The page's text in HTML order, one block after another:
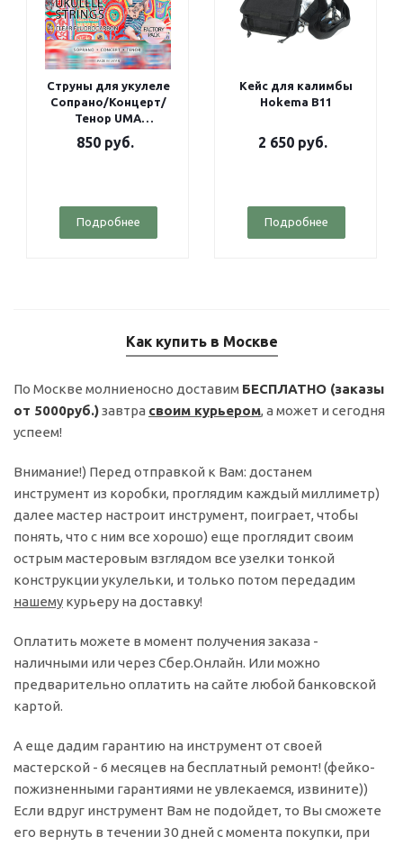
Струны для укулеле
Сопрано/Концерт/
Тенор UMA
Fluorocarbon Factory
pack
850руб.
Подробнее
Кейс для калимбы
Hokema B11
2 650 руб.
Подробнее
Как купить в Москве
По Москве молниеносно доставим БЕСПЛАТНО (заказы
от 5000руб.)завтра своим курьером, а может и сегодня
успеем!
Внимание!) Перед отправкой к Вам: достанем
инструмент из коробки, проглядим каждый миллиметр)
далее мастер настроит инструмент, поиграет, чтобы
понять, что с ним все хорошо) еще проглядит своим
острым мастеровым взглядом все узелки тонкой
конструкции укулельки, и только потом передадим
нашему курьеру на доставку!
Оплатить можете в момент получения заказа -
наличными или через Сбер.Онлайн. Или можно
предварительно оплатить на сайте любой банковской
картой.
А еще дадим гарантию на инструмент от своей
мастерской - 6 месяцев на бесплатный ремонт! (фейко-
пожизненными гарантиями не увлекаемся, извините))
Если вдруг инструмент Вам не подойдет, то Вы сможете
его вернуть в течении 30 дней с момента покупки, при